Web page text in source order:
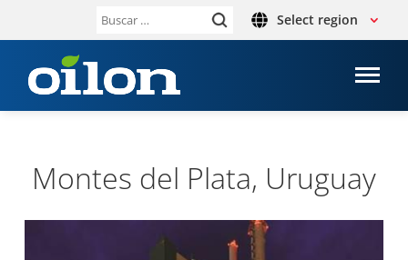
Buscar: Select region
Montes del Plata, Uruguay